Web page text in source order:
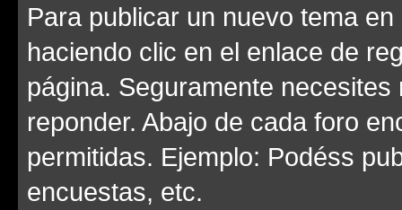
Para publicar un nuevo tema
haciendo clic en el enlace de
página. Seguramente
reponder. Abajo de cada foro
permitidas. Ejemplo: Podéss
encuestas, etc.